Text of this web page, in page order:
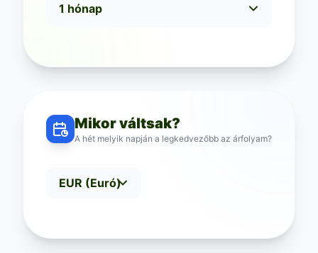
Mikor váltsak?
A hét melyik napján a legkedvezőbb az árfolyam?